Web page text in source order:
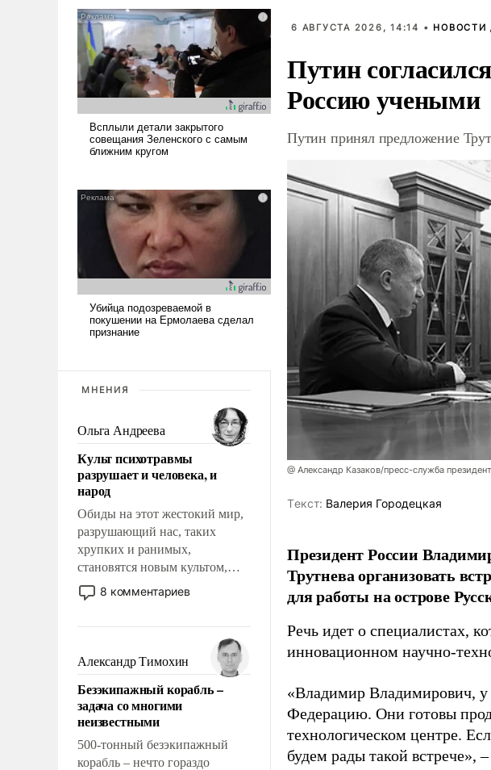
МНЕНИЯ
Ольга Андреева
Культ психотравмы
разрушает и человека, и
народ
Обиды на этот жестокий мир,
разрушающий нас, таких
хрупких и ранимых,
становятся новым культом,
постепенно вытесняя и
отменяя традиционное
мужественным и твердым под
ударами судьбы, брать на себя
ответственность, помогать
слабым, идти вперед и
адаптироваться.
8 комментариев
Александр Тимохин
Безэкипажный корабль –
задача со многими
неизвестными
500-тонный безэкипажный
корабль – нечто гораздо
6 АВГУСТА 2026, 14:14 • НОВОСТИ
Путин
Россию учеными
Путин принял предложение
@ Александр Казаков/пресс-служба
Tекст: Валерия Городецкая
Президент России
Трутнева организовать
для работы на острове
Речь идет о специалистах,
инновационном научно-
«Владимир Владимирович,
Федерацию. Они готовы
технологическом центре.
будем рады такой встрече»,